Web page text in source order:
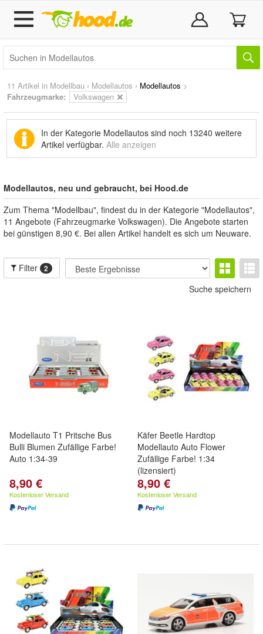
11 Artikel in Modellbau › Modellautos › Modellautos >
Fahrzeugmarke:
Volkswagen
In der Kategorie Modellautos sind noch 13240 weitere
Artikel verfügbar. Alle anzeigen
Modellautos, neu und gebraucht, bei Hood.de
Zum Thema "Modellbau", findest du in der Kategorie "Modellautos",
11 Angebote (Fahrzeugmarke Volkswagen). Die Angebote starten
bei günstigen 8,90 €. Bei allen Artikel handelt es sich um Neuware.
Filter 2
Suche speichern
Modellauto T1 Pritsche Bus
Bulli Blumen Zufällige Farbe!
Auto 1:34-39
8,90 €
Kostenloser Versand
Käfer Beetle Hardtop
Modellauto Auto Flower
Zufällige Farbe! 1:34
(lizensiert)
8,90 €
Kostenloser Versand